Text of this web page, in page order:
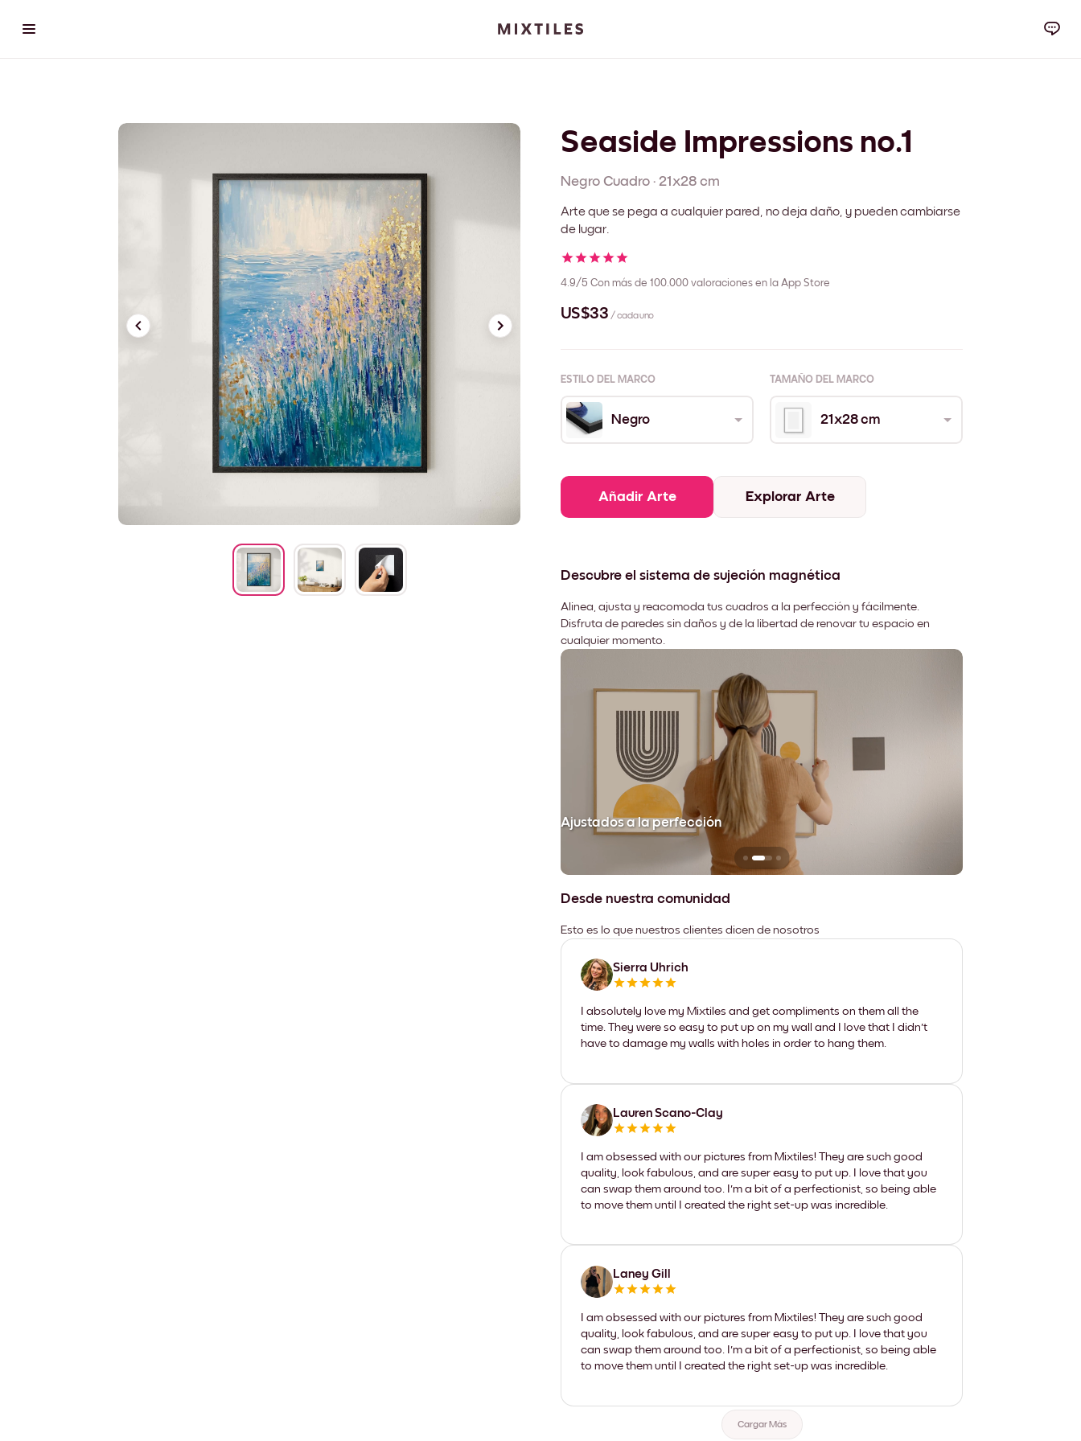
Seaside Impressions no.1
Negro Cuadro · 21x28 cm
Arte que se pega a cualquier pared, no deja daño, y pueden cambiarse
de lugar.
4.9/5 Con más de 100.000 valoraciones en la App Store
US$33 / cada uno
ESTILO DEL MARCO TAMAÑO DEL MARCO
Negro 21x28 cm
Añadir Arte Explorar Arte
Descubre el sistema de sujeción magnética
Alinea, ajusta y reacomoda tus cuadros a la perfección y fácilmente.
Disfruta de paredes sin daños y de la libertad de renovar tu espacio en
cualquier momento.
Ajustados a la perfección
Desde nuestra comunidad
Esto es lo que nuestros clientes dicen de nosotros
Sierra Uhrich
I absolutely love my Mixtiles and get compliments on them all the
time. They were so easy to put up on my wall and I love that I didn't
have to damage my walls with holes in order to hang them.
Lauren Scano-Clay
I am obsessed with our pictures from Mixtiles! They are such good
quality, look fabulous, and are super easy to put up. I love that you
can swap them around too. I'm a bit of a perfectionist, so being able
to move them until I created the right set-up was incredible.
Laney Gill
I am obsessed with our pictures from Mixtiles! They are such good
quality, look fabulous, and are super easy to put up. I love that you
can swap them around too. I'm a bit of a perfectionist, so being able
to move them until I created the right set-up was incredible.
Cargar Más